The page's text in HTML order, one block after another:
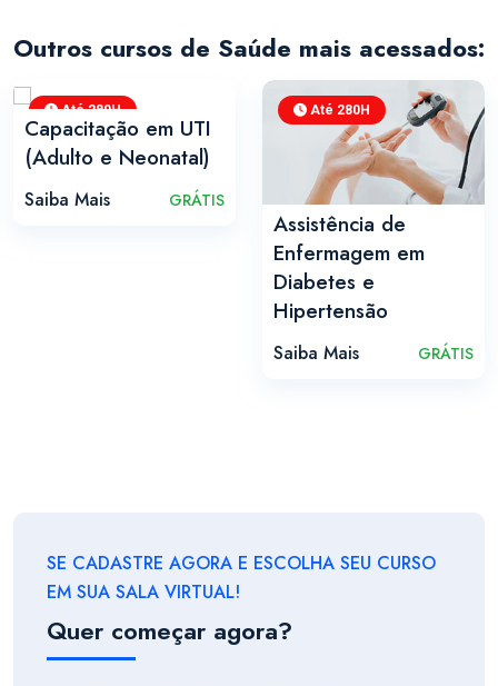
Outros cursos de Saúde mais acessados:
Até 280H
Capacitação em UTI
(Adulto e Neonatal)
Saiba Mais GRÁTIS
Até 280H
Assistência de
Enfermagem em
Diabetes e
Hipertensão
Saiba Mais GRÁTIS
SE CADASTRE AGORA E ESCOLHA SEU CURSO
EM SUA SALA VIRTUAL!
Quer começar agora?